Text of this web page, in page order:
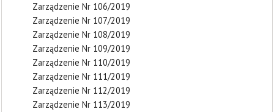
Zarządzenie Nr 106/2019
Zarządzenie Nr 107/2019
Zarządzenie Nr 108/2019
Zarządzenie Nr 109/2019
Zarządzenie Nr 110/2019
Zarządzenie Nr 111/2019
Zarządzenie Nr 112/2019
Zarządzenie Nr 113/2019